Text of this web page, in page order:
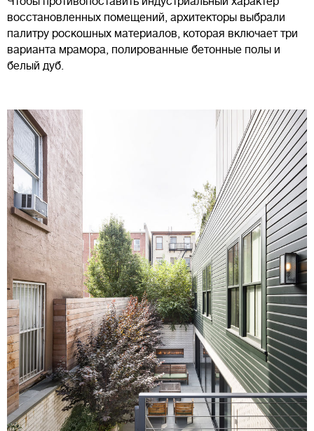
восстановленных помещений, архитекторы выбрали
палитру роскошных материалов, которая включает три
варианта мрамора, полированные бетонные полы и
белый дуб.